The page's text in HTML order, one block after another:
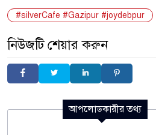
#silverCafe #Gazipur #joydebpur
নিউজটি শেয়ার করুন
আপলোডকারীর তথ্য